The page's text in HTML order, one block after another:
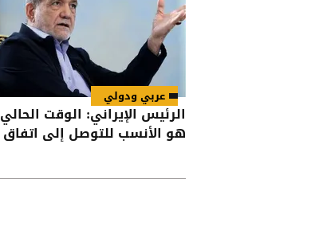
عربي ودولي
الرئيس الإيراني: الوقت الحالي
هو الأنسب للتوصل إلى اتفاق